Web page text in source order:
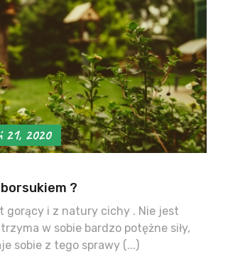
21, 2020
?
gorący i z natury cichy . Nie jest
w sobie bardzo potężne siły,
sobie z tego sprawy (...)